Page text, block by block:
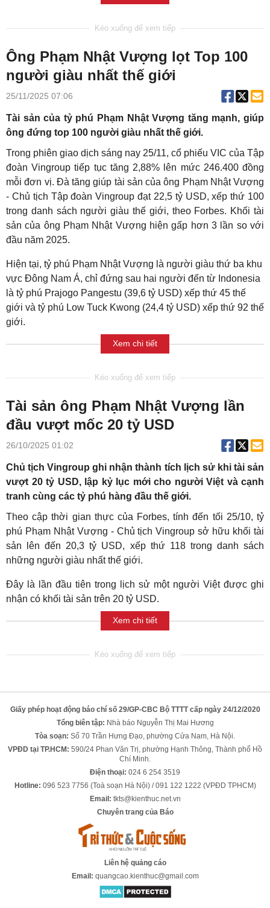
Ông Phạm Nhật Vượng lọt Top 100
người giàu nhất thế giới
25/11/2025 07:06
Tài sản của tỷ phú Phạm Nhật Vượng tăng mạnh, giúp
ông đứng top 100 người giàu nhất thế giới.
Trong phiên giao dịch sáng nay 25/11, cổ phiếu VIC của Tập
đoàn Vingroup tiếp tục tăng 2,88% lên mức 246.400 đồng
mỗi đơn vị. Đà tăng giúp tài sản của ông Phạm Nhật Vượng
- Chủ tịch Tập đoàn Vingroup đạt 22,5 tỷ USD, xếp thứ 100
trong danh sách người giàu thế giới, theo Forbes. Khối tài
sản của ông Phạm Nhật Vượng hiện gấp hơn 3 lần so với
đầu năm 2025.
Hiện tại, tỷ phú Phạm Nhật Vượng là người giàu thứ ba khu
vực Đông Nam Á, chỉ đứng sau hai người đến từ Indonesia
là tỷ phú Prajogo Pangestu (39,6 tỷ USD) xếp thứ 45 thế
giới và tỷ phú Low Tuck Kwong (24,4 tỷ USD) xếp thứ 92 thế
giới.
Xem chi tiết
Tài sản ông Phạm Nhật Vượng lần
đầu vượt mốc 20 tỷ USD
26/10/2025 01:02
Chủ tịch Vingroup ghi nhận thành tích lịch sử khi tài sản
vượt 20 tỷ USD, lập kỷ lục mới cho người Việt và cạnh
tranh cùng các tỷ phú hàng đầu thế giới.
Theo cập thời gian thực của Forbes, tính đến tối 25/10, tỷ
phú Phạm Nhật Vượng - Chủ tịch Vingroup sở hữu khối tài
sản lên đến 20,3 tỷ USD, xếp thứ 118 trong danh sách
những người giàu nhất thế giới.
Đây là lần đầu tiên trong lịch sử một người Việt được ghi
nhận có khối tài sản trên 20 tỷ USD.
Xem chi tiết
Giấy phép hoạt động báo chí số 29/GP-CBC Bộ TTTT cấp ngày 24/12/2020
Tổng biên tập: Nhà báo Nguyễn Thị Mai Hương
Tòa soạn: Số 70 Trần Hưng Đạo, phường Cửa Nam, Hà Nội.
VPĐD tại TP.HCM: 590/24 Phan Văn Trị, phường Hạnh Thông, Thành phố Hồ
Chí Minh.
Điện thoại: 024 6 254 3519
Hotline: 096 523 7756 (Toà soạn Hà Nội) / 091 122 1222 (VPĐD TPHCM)
Email: tkts@kienthuc.net.vn
Chuyên trang của Báo
Liên hệ quảng cáo
Email: quangcao.kienthuc@gmail.com